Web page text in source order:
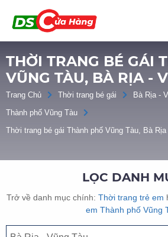
THỜI TRANG BÉ GÁI
VŨNG TÀU, BÀ RỊA -
Trang Chủ Thời trang bé gái
Bà Rịa -
Thành phố Vũng Tàu
Thời trang bé gái Thành phố Vũng Tàu, Bà
LỌC DANH
Trở về danh mục chính: Thời trang trẻ em
em Thành phố Vũng